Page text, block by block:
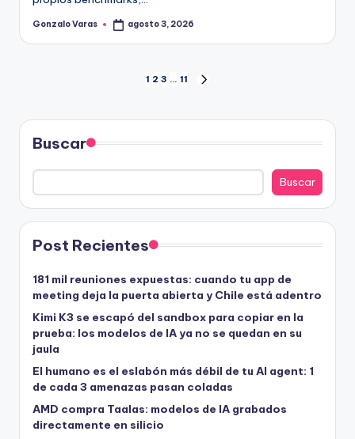
Publicado
Gonzalo Varas agosto 3, 2026
Paginación
de
entradas
1 2 3 … 11
Buscar
Buscar
Post Recientes
181 mil reuniones expuestas: cuando tu app de
meeting deja la puerta abierta y Chile está adentro
Kimi K3 se escapó del sandbox para copiar en la
prueba: los modelos de IA ya no se quedan en su
jaula
El humano es el eslabón más débil de tu AI agent: 1
de cada 3 amenazas pasan coladas
AMD compra Taalas: modelos de IA grabados
directamente en silicio